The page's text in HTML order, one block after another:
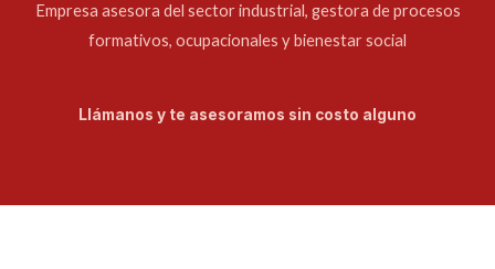
Empresa asesora del sector industrial, gestora de procesos
formativos, ocupacionales y bienestar social
Llámanos y te asesoramos sin costo alguno